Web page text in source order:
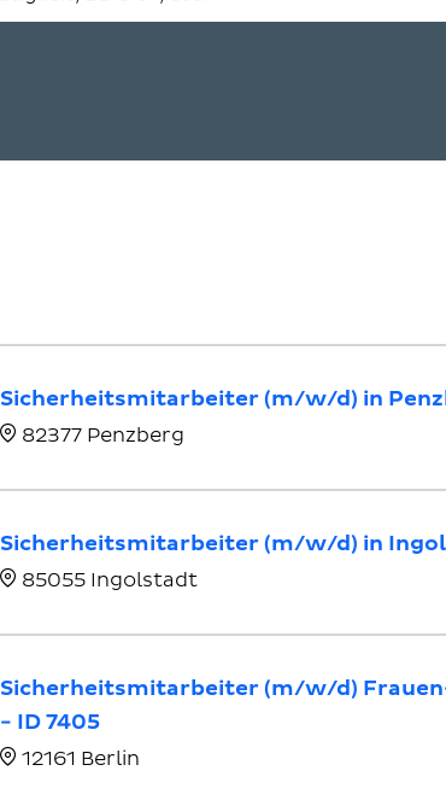
Sicherheitsmitarbeiter (m/w/d) in
82377 Penzberg
Sicherheitsmitarbeiter (m/w/d) in
85055 Ingolstadt
Sicherheitsmitarbeiter (m/w/d)
- ID 7405
12161 Berlin